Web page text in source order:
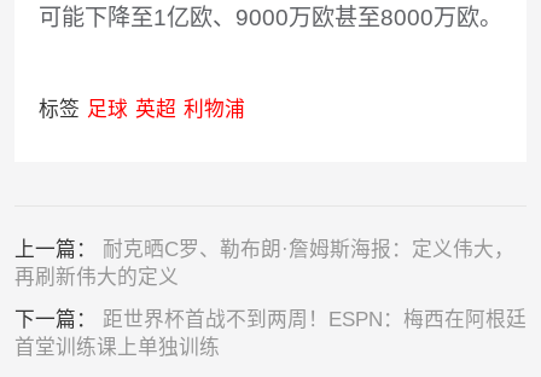
可能下降至1亿欧、9000万欧甚至8000万欧。
标签 足球 英超 利物浦
上一篇： 耐克晒C罗、勒布朗·詹姆斯海报：定义伟大，
再刷新伟大的定义
下一篇： 距世界杯首战不到两周！ESPN：梅西在阿根廷
首堂训练课上单独训练